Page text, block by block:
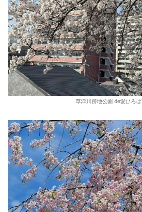
草津川跡地公園 de愛ひろば